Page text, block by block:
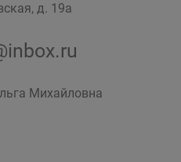
д. 19а
Михайловна